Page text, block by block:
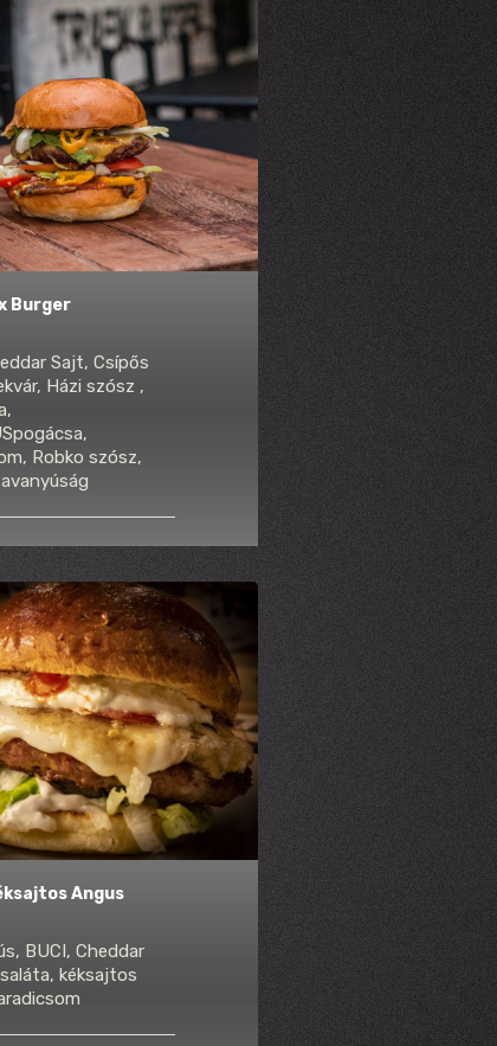
Burger
Sajt, Csípős
Házi szósz ,
Robko szósz,
Angus
BUCI, Cheddar
kéksajtos